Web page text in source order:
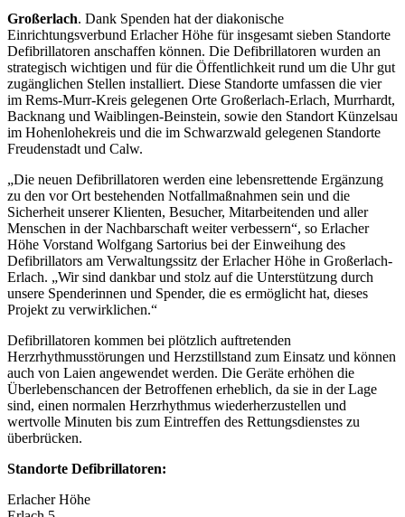
Großerlach. Dank Spenden hat der diakonische
Einrichtungsverbund Erlacher Höhe für insgesamt sieben Standorte
Defibrillatoren anschaffen können. Die Defibrillatoren wurden an
strategisch wichtigen und für die Öffentlichkeit rund um die Uhr gut
zugänglichen Stellen installiert. Diese Standorte umfassen die vier
im Rems-Murr-Kreis gelegenen Orte Großerlach-Erlach, Murrhardt,
Backnang und Waiblingen-Beinstein, sowie den Standort Künzelsau
im Hohenlohekreis und die im Schwarzwald gelegenen Standorte
Freudenstadt und Calw.
„Die neuen Defibrillatoren werden eine lebensrettende Ergänzung
zu den vor Ort bestehenden Notfallmaßnahmen sein und die
Sicherheit unserer Klienten, Besucher, Mitarbeitenden und aller
Menschen in der Nachbarschaft weiter verbessern“, so Erlacher
Höhe Vorstand Wolfgang Sartorius bei der Einweihung des
Defibrillators am Verwaltungssitz der Erlacher Höhe in Großerlach-
Erlach. „Wir sind dankbar und stolz auf die Unterstützung durch
unsere Spenderinnen und Spender, die es ermöglicht hat, dieses
Projekt zu verwirklichen.“
Defibrillatoren kommen bei plötzlich auftretenden
Herzrhythmusstörungen und Herzstillstand zum Einsatz und können
auch von Laien angewendet werden. Die Geräte erhöhen die
Überlebenschancen der Betroffenen erheblich, da sie in der Lage
sind, einen normalen Herzrhythmus wiederherzustellen und
wertvolle Minuten bis zum Eintreffen des Rettungsdienstes zu
überbrücken.
Standorte Defibrillatoren:
Erlacher Höhe